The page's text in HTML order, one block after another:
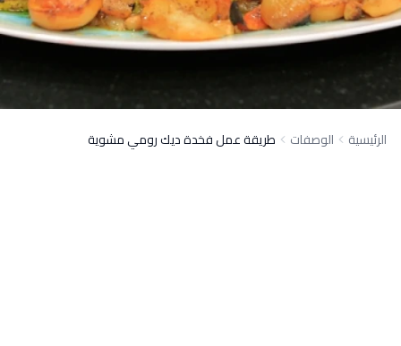
الرئيسية الوصفات طريقة عمل فخدة ديك رومي مشوية